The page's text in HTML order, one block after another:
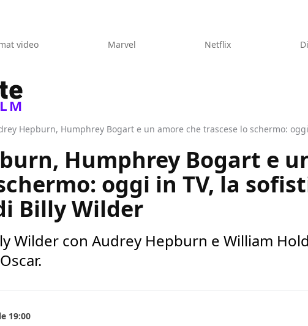
video Marvel Netflix
Humphrey Bogart e
oggi in TV, la
Billy Wilder
Wilder con Audrey Hepburn e William
19:00